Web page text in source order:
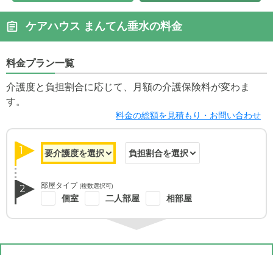
ケアハウス まんてん垂水の料金
料金プラン一覧
介護度と負担割合に応じて、月額の介護保険料が変わま
す。
料金の総額を見積もり・お問い合わせ
1
2 部屋タイプ (複数選択可)
個室 二人部屋 相部屋